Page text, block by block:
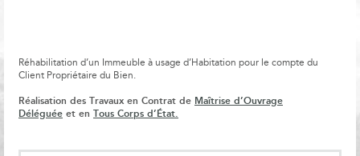
Réhabilitation d’un Immeuble à usage d’Habitation pour le compte du
Client Propriétaire du Bien.
Réalisation des Travaux en Contrat de Maîtrise d’Ouvrage
Déléguée et en Tous Corps d’État.